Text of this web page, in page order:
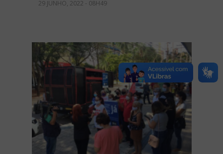
29 JUNHO, 2022 - 08H49